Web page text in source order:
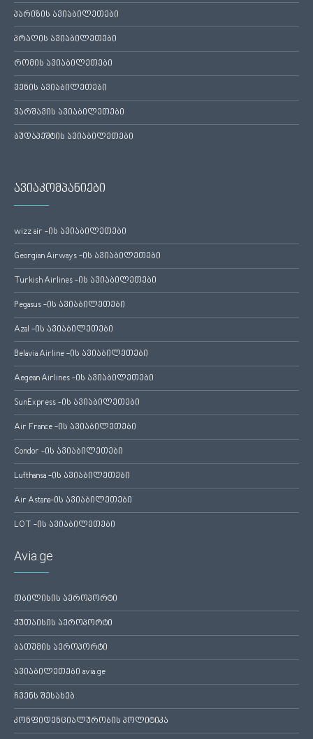
პარიზის ავიაბილეთები
პრაღის ავიაბილეთები
რომის ავიაბილეთები
ვენის ავიაბილეთები
ვარშავის ავიაბილეთები
ბუდაპეშტის ავიაბილეთები
ავიაკომპანიები
wizz air -ის ავიაბილეთები
Georgian Airways -ის ავიაბილეთები
Turkish Airlines -ის ავიაბილეთები
Pegasus -ის ავიაბილეთები
Azal -ის ავიაბილეთები
Belavia Airline -ის ავიაბილეთები
Aegean Airlines -ის ავიაბილეთები
SunExpress -ის ავიაბილეთები
Air France -ის ავიაბილეთები
Condor -ის ავიაბილეთები
Lufthansa -ის ავიაბილეთები
Air Astana-ის ავიაბილეთები
LOT -ის ავიაბილეთები
Avia.ge
თბილისის აეროპორტი
ქუთაისის აეროპორტი
ბათუმის აეროპორტი
ავიაბილეთები avia.ge
ჩვენს შესახებ
კონფიდენციალურობის პოლიტიკა